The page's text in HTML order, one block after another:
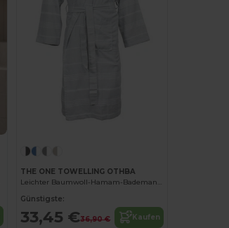
THE ONE TOWELLING OTHBA
Leichter Baumwoll-Hamam-Bademantel
Günstigste:
33,45 €36,90 € Kaufen